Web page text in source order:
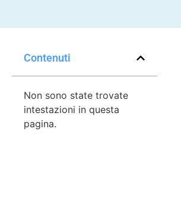
Contenuti
Non sono state trovate
intestazioni in questa
pagina.